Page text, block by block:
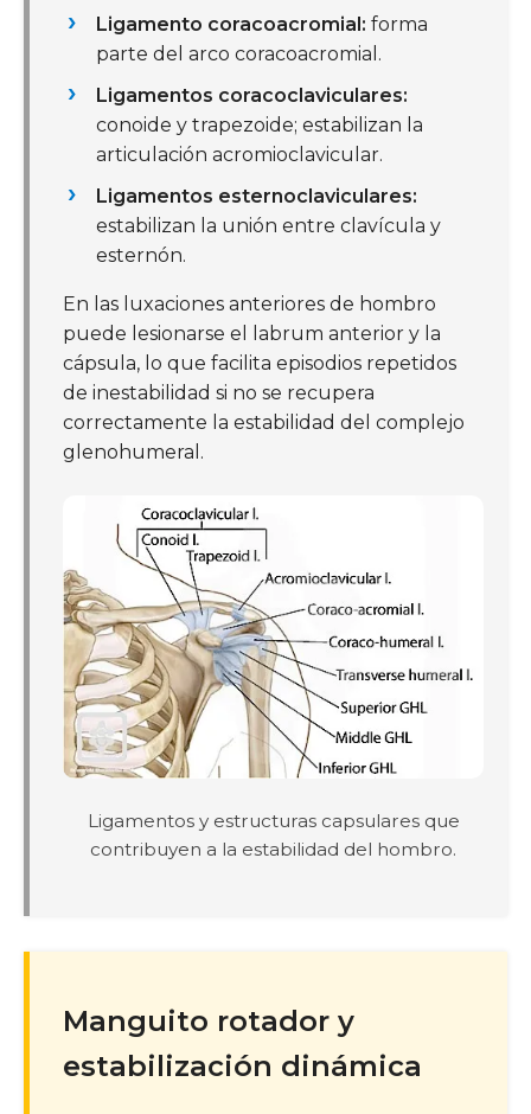
Ligamento coracoacromial: forma
parte del arco coracoacromial.
Ligamentos coracoclaviculares:
conoide y trapezoide; estabilizan la
articulación acromioclavicular.
Ligamentos esternoclaviculares:
estabilizan la unión entre clavícula y
esternón.
En las luxaciones anteriores de hombro
puede lesionarse el labrum anterior y la
cápsula, lo que facilita episodios repetidos
de inestabilidad si no se recupera
correctamente la estabilidad del complejo
glenohumeral.
Ligamentos y estructuras capsulares que
contribuyen a la estabilidad del hombro.
Manguito rotador y
estabilización dinámica